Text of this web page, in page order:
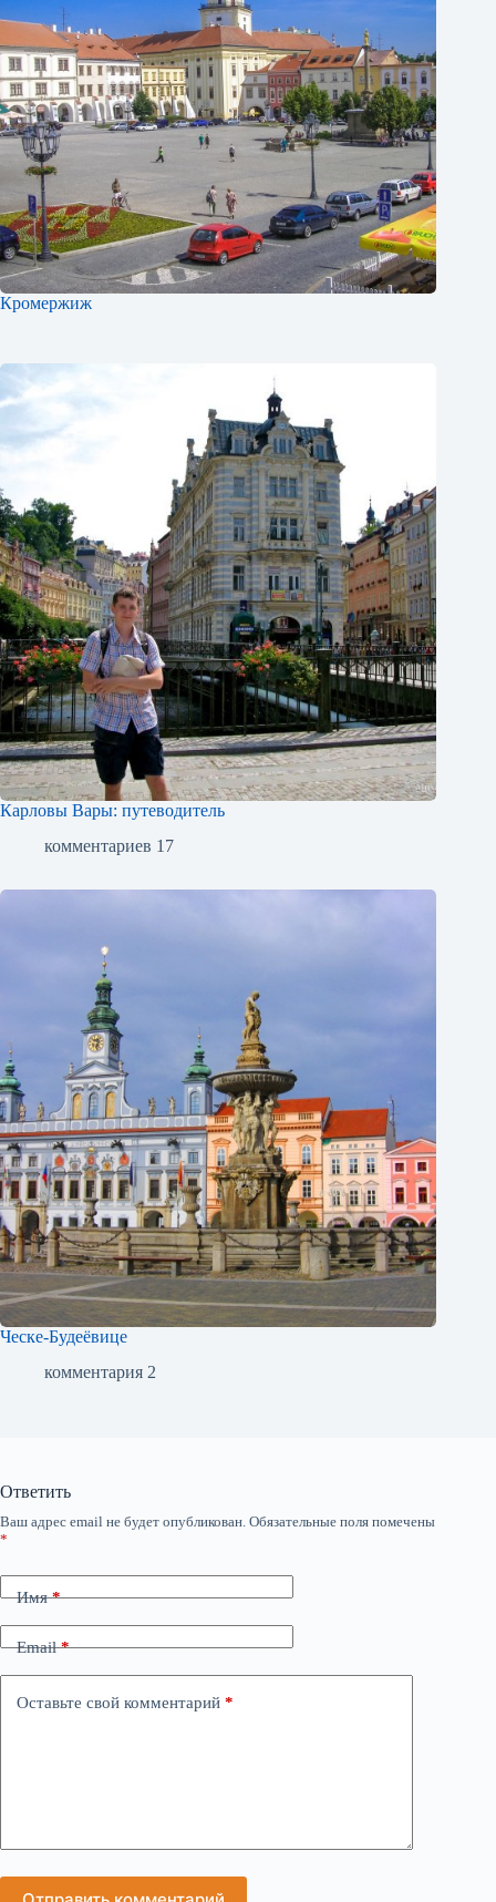
Кромержиж
Карловы Вары: путеводитель
комментариев 17
Ческе-Будеёвице
комментария 2
Ответить
Ваш адрес email не будет опубликован. Обязательные поля помечены
*
Имя*
Email*
Оставьте свой комментарий *